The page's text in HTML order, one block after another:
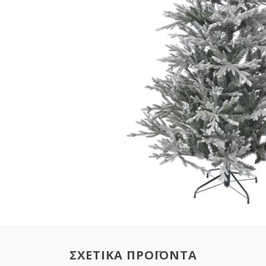
ΣΧΕΤΙΚΑ ΠΡΟΪΟΝΤΑ